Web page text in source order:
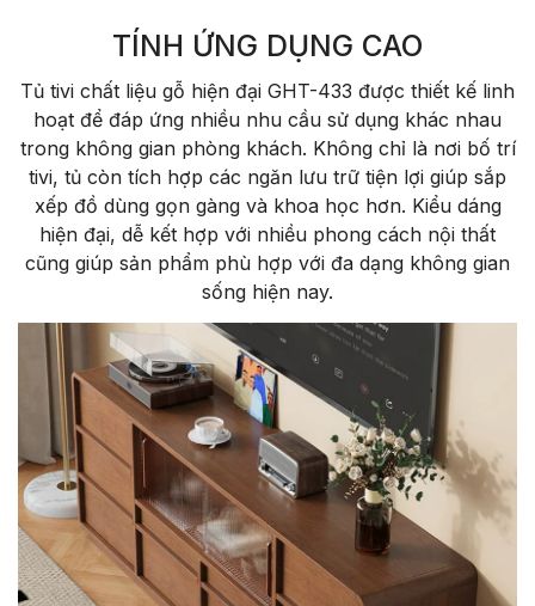
TÍNH ỨNG DỤNG CAO
Tủ tivi chất liệu gỗ hiện đại GHT-433 được thiết kế linh
hoạt để đáp ứng nhiều nhu cầu sử dụng khác nhau
trong không gian phòng khách. Không chỉ là nơi bố trí
tivi, tủ còn tích hợp các ngăn lưu trữ tiện lợi giúp sắp
xếp đồ dùng gọn gàng và khoa học hơn. Kiểu dáng
hiện đại, dễ kết hợp với nhiều phong cách nội thất
cũng giúp sản phẩm phù hợp với đa dạng không gian
sống hiện nay.